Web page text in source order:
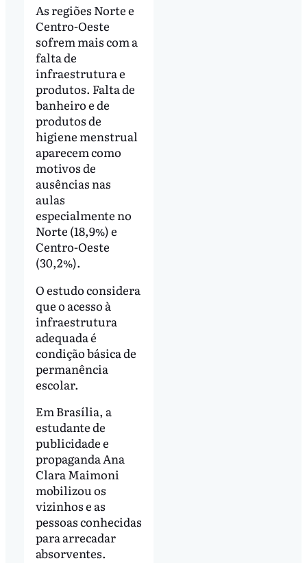
As regiões Norte e
Centro-Oeste
sofrem mais com a
falta de
infraestrutura e
produtos. Falta de
banheiro e de
produtos de
higiene menstrual
aparecem como
motivos de
ausências nas
aulas
especialmente no
Norte (18,9%) e
Centro-Oeste
(30,2%).
O estudo considera
que o acesso à
infraestrutura
adequada é
condição básica de
permanência
escolar.
Em Brasília, a
estudante de
publicidade e
propaganda Ana
Clara Maimoni
mobilizou os
vizinhos e as
pessoas conhecidas
para arrecadar
absorventes.